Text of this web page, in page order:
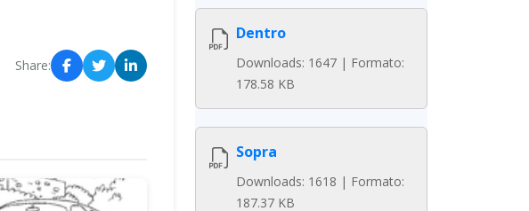
Share:
Dentro
Downloads: 1647 | Formato:
178.58 KB
Sopra
Downloads: 1618 | Formato:
187.37 KB